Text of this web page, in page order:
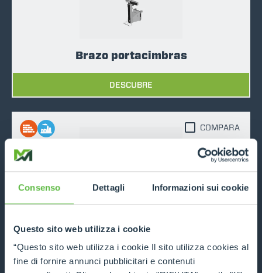
Consenso Dettagli Informazioni sui cookie
Questo sito web utilizza i cookie
“Questo sito web utilizza i cookie Il sito utilizza cookies al
fine di fornire annunci pubblicitari e contenuti
Brazo portacimbras
DESCUBRE
DESCUBRE
COMPARA